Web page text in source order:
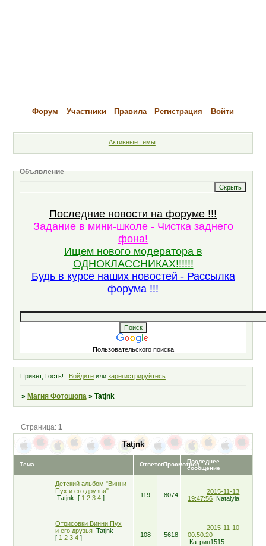
Форум Участники Правила Регистрация Войти
Активные темы
Объявление
Последние новости на форуме !!!
Задание в мини-школе - Чистка заднего
фона!
Ищем нового модератора в
ОДНОКЛАССНИКАХ!!!!!!
Будь в курсе наших новостей - Рассылка
форума !!!
Пользовательского поиска
Привет, Гость! Войдитеили зарегистрируйтесь.
» Магия Фотошопа » Tatjnk
Tatjnk
Страница: 1
Тема ОтветовПросмотровПоследнее
сообщение
Детский альбом "Винни
Пух и его друзья"
Tatjnk
[ 1 2 3 4 ] 119 8074
2015-11-13
19:47:56 Natalyia
Отрисовки Винни Пух
и его друзья Tatjnk
[ 1 2 3 4 ] 108 5618
2015-11-10
00:50:20
Катрин1515